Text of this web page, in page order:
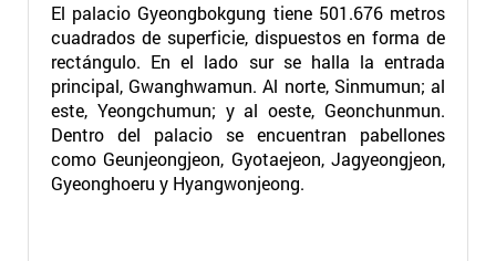
El palacio Gyeongbokgung tiene 501.676 metros
cuadrados de superficie, dispuestos en forma de
rectángulo. En el lado sur se halla la entrada
principal, Gwanghwamun. Al norte, Sinmumun; al
este, Yeongchumun; y al oeste, Geonchunmun.
Dentro del palacio se encuentran pabellones
como Geunjeongjeon, Gyotaejeon, Jagyeongjeon,
Gyeonghoeru y Hyangwonjeong.